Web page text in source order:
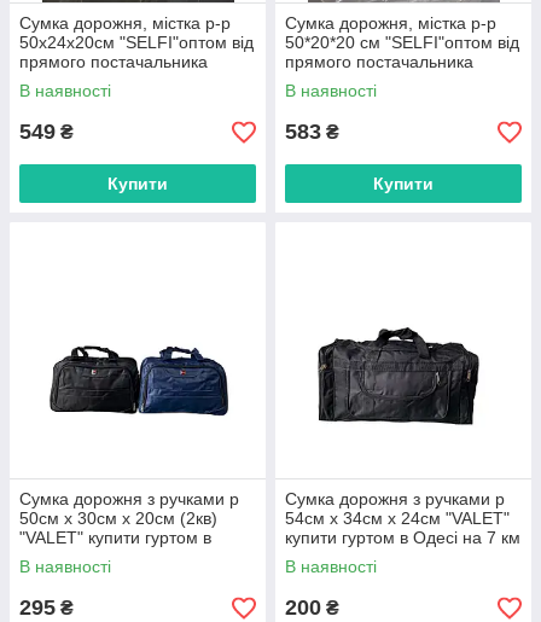
Сумка дорожня, містка р-р
50х24х20см "SELFI"оптом від
прямого постачальника
В наявності
549 ₴
Купити
Сумка дорожня, містка р-р
50*20*20 см "SELFI"оптом від
прямого постачальника
В наявності
583 ₴
Купити
Сумка дорожня з ручками р
50см х 30см х 20см (2кв)
"VALET" купити гуртом в
Одесі на 7 км
В наявності
295 ₴
Сумка дорожня з ручками р
54см х 34см х 24см "VALET"
купити гуртом в Одесі на 7 км
В наявності
200 ₴